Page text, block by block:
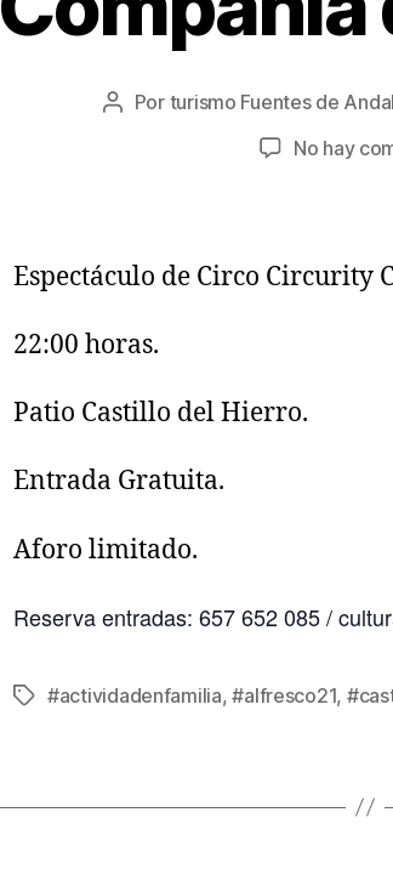
Por turismo Fuentes de
No hay
Espectáculo de Circo Circurity
22:00 horas.
Patio Castillo del Hierro.
Entrada Gratuita.
Aforo limitado.
Reserva entradas: 657 652 085 /
#actividadenfamilia,#alfresco21,